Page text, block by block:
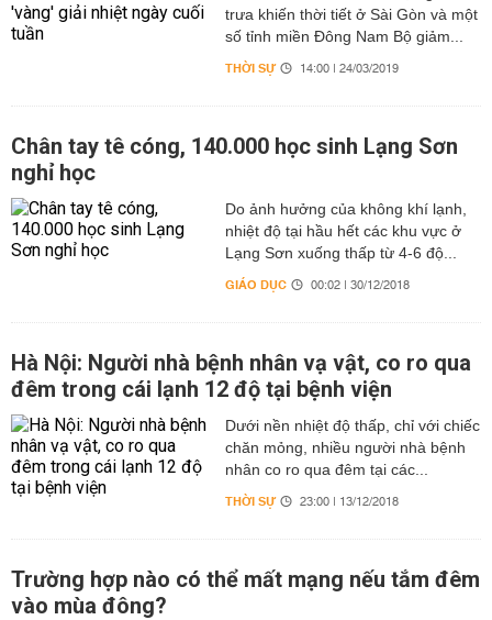
trưa khiến thời tiết ở Sài Gòn và một
số tỉnh miền Đông Nam Bộ giảm...
THỜI SỰ 14:00 | 24/03/2019
Chân tay tê cóng, 140.000 học sinh Lạng Sơn
nghỉ học
Do ảnh hưởng của không khí lạnh,
nhiệt độ tại hầu hết các khu vực ở
Lạng Sơn xuống thấp từ 4-6 độ...
GIÁO DỤC 00:02 | 30/12/2018
Hà Nội: Người nhà bệnh nhân vạ vật, co ro qua
đêm trong cái lạnh 12 độ tại bệnh viện
Dưới nền nhiệt độ thấp, chỉ với chiếc
chăn mỏng, nhiều người nhà bệnh
nhân co ro qua đêm tại các...
THỜI SỰ 23:00 | 13/12/2018
Trường hợp nào có thể mất mạng nếu tắm đêm
vào mùa đông?